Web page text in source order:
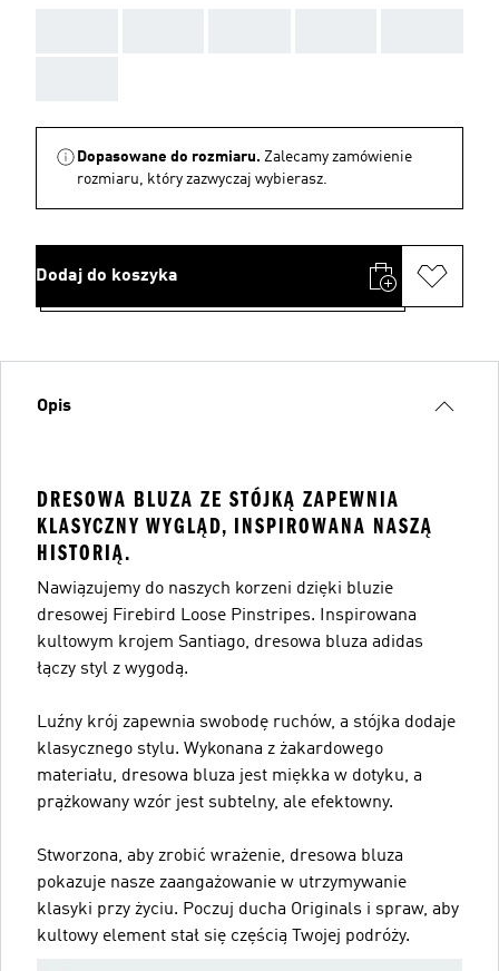
Dopasowane do rozmiaru. Zalecamy zamówienie
rozmiaru, który zazwyczaj wybierasz.
Dodaj do koszyka
Opis
DRESOWA BLUZA ZE STÓJKĄ ZAPEWNIA
KLASYCZNY WYGLĄD, INSPIROWANA NASZĄ
HISTORIĄ.
Nawiązujemy do naszych korzeni dzięki bluzie
dresowej Firebird Loose Pinstripes. Inspirowana
kultowym krojem Santiago, dresowa bluza adidas
łączy styl z wygodą.
Luźny krój zapewnia swobodę ruchów, a stójka dodaje
klasycznego stylu. Wykonana z żakardowego
materiału, dresowa bluza jest miękka w dotyku, a
prążkowany wzór jest subtelny, ale efektowny.
Stworzona, aby zrobić wrażenie, dresowa bluza
pokazuje nasze zaangażowanie w utrzymywanie
klasyki przy życiu. Poczuj ducha Originals i spraw, aby
kultowy element stał się częścią Twojej podróży.